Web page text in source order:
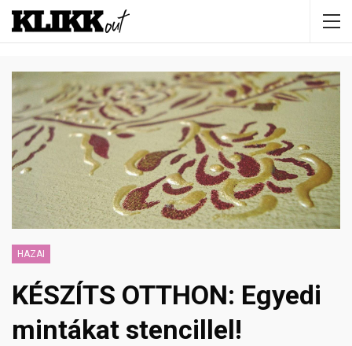
HAZAI
KÉSZÍTS OTTHON: Egyedi
mintákat stencillel!